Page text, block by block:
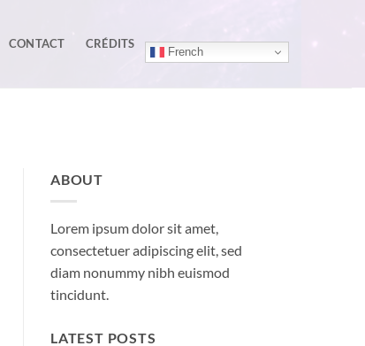
CONTACT CRÉDITS
French
ABOUT
Lorem ipsum dolor sit amet,
consectetuer adipiscing elit, sed
diam nonummy nibh euismod
tincidunt.
LATEST POSTS